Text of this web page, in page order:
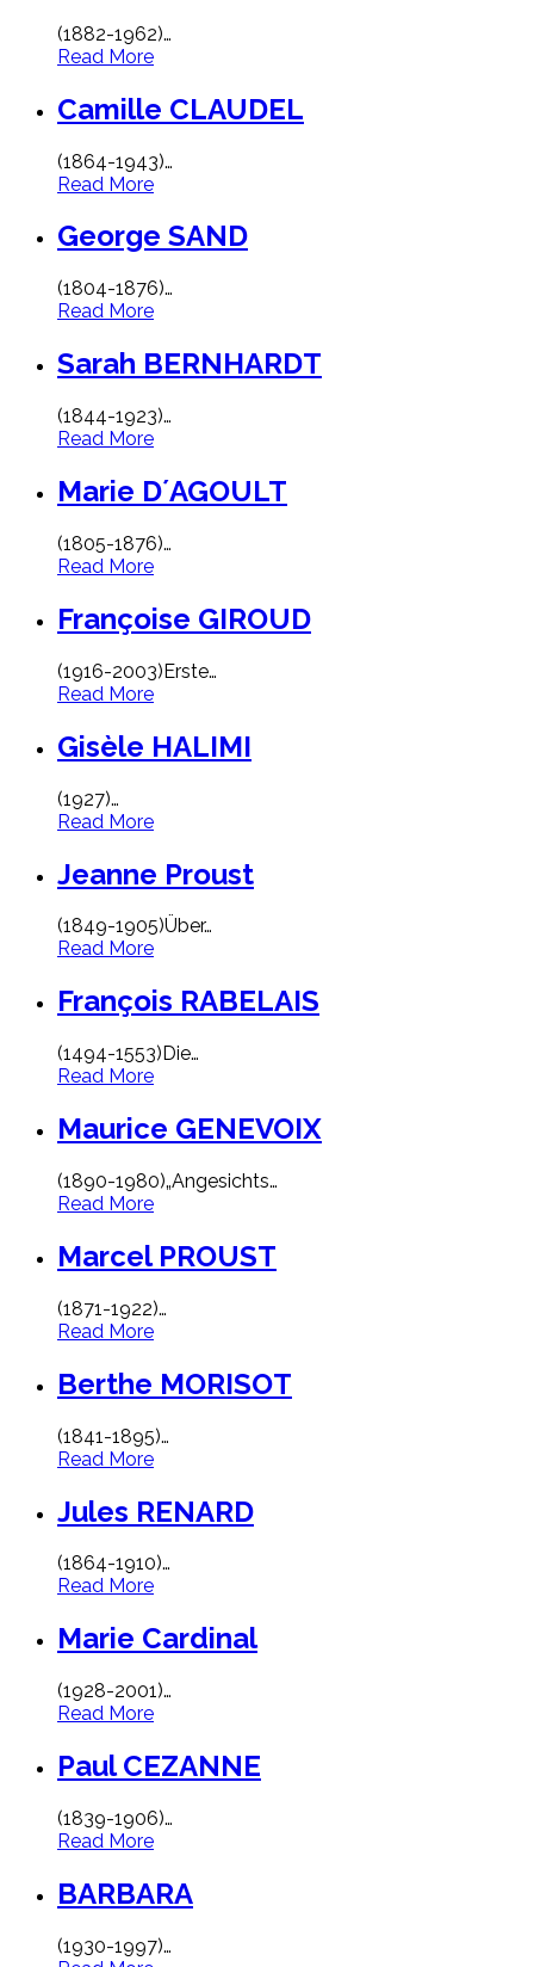
(1882-1962)…
Read More
Camille CLAUDEL
(1864-1943)…
Read More
George SAND
(1804-1876)…
Read More
Sarah BERNHARDT
(1844-1923)…
Read More
Marie D´AGOULT
(1805-1876)…
Read More
Françoise GIROUD
(1916-2003)Erste…
Read More
Gisèle HALIMI
(1927)…
Read More
Jeanne Proust
(1849-1905)Über…
Read More
François RABELAIS
(1494-1553)Die…
Read More
Maurice GENEVOIX
(1890-1980)„Angesichts…
Read More
Marcel PROUST
(1871-1922)…
Read More
Berthe MORISOT
(1841-1895)…
Read More
Jules RENARD
(1864-1910)…
Read More
Marie Cardinal
(1928-2001)…
Read More
Paul CEZANNE
(1839-1906)…
Read More
BARBARA
(1930-1997)…